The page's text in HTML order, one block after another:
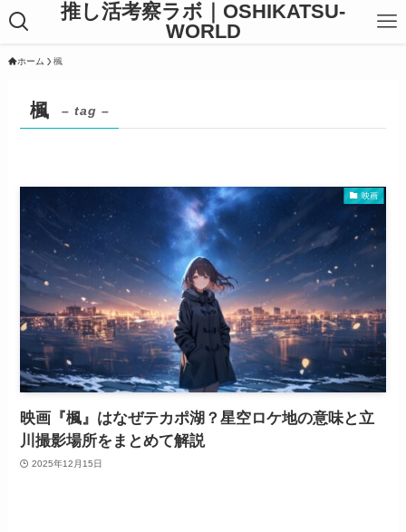
推し活考察ラボ｜OSHIKATSU-
WORLD
ホーム 楓
楓 – tag –
映画
映画『楓』はなぜテカポ湖？星空ロケ地の意味と立
川撮影場所をまとめて解説
2025年12月15日